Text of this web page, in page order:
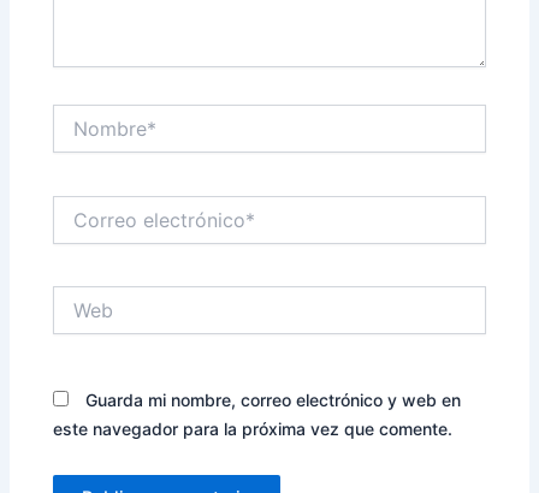
electrónico*
Guarda mi nombre, correo electrónico y web en
este navegador para la próxima vez que comente.